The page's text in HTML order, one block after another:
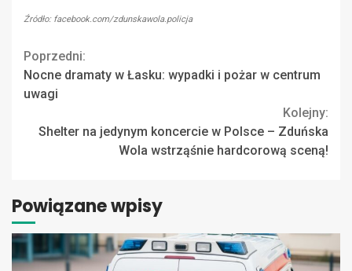
Źródło: facebook.com/zdunskawola.policja
Continue
Reading
Poprzedni:
Nocne dramaty w Łasku: wypadki i pożar w centrum
uwagi
Kolejny:
Shelter na jedynym koncercie w Polsce – Zduńska
Wola wstrząśnie hardcorową sceną!
Powiązane wpisy